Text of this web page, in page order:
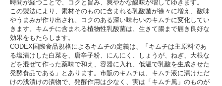
時間が経つことで、コクと旨み、爽やかな酸味が増してゆきます。
この製法により、素材そのものに含まれる乳酸菌が徐々に増え、酸味
やうまみが作り出され、コクのある深い味わいのキムチに変化してい
きます。キムチに含まれる植物性乳酸菌は、生きて腸まで届き良好な
効果をもたらします。
CODEX国際食品規格によるキムチの定義は、「キムチは主原料であ
る塩漬けした白菜を、唐辛子粉、にんにく、しょうが、ねぎ、大根な
どを混ぜて作った薬味で和え、容器に入れ、低温で乳酸を生成させた
発酵食品である」とあります。市販のキムチは、キムチ液に漬けただ
けの浅漬けの漬物で、発酵作用は少なく、実は「キムチ風」のものが